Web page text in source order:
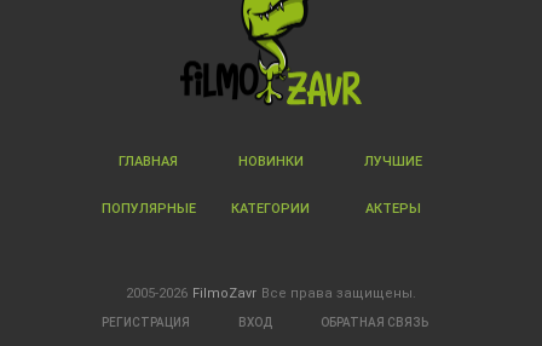
ГЛАВНАЯ НОВИНКИ ЛУЧШИЕ
ПОПУЛЯРНЫЕ КАТЕГОРИИ АКТЕРЫ
2005-2026 FilmoZavr Все права защищены.
РЕГИСТРАЦИЯ ВХОД ОБРАТНАЯ СВЯЗЬ